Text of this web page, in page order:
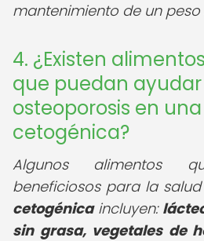
mantenimiento de un peso
4. ¿Existen
que puedan
osteoporosis en
cetogénica?
Algunos alimentos
beneficiosos para la
cetogénicaincluyen:
sin grasa, vegetales de